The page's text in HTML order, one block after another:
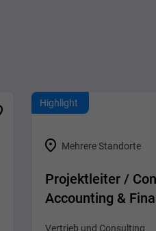
Highlight
Mehrere Standorte
Projektleiter /
Accounting &
Vertrieb und Consulting